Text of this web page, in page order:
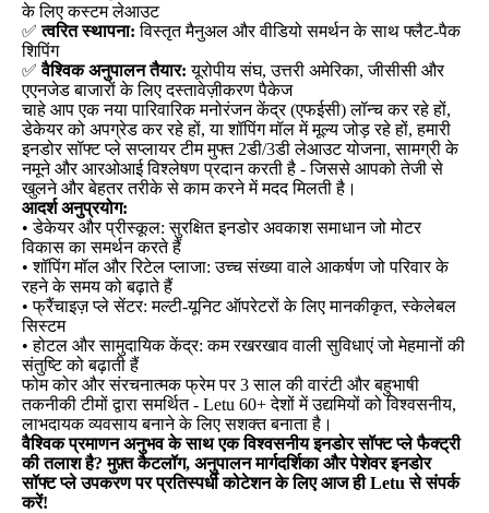
के लिए कस्टम लेआउट
✅त्वरित स्थापना:विस्तृत मैनुअल और वीडियो समर्थन के साथ फ्लैट-पैक
शिपिंग
✅वैश्विक अनुपालन तैयार: यूरोपीय संघ, उत्तरी अमेरिका, जीसीसी और
एएनजेड बाजारों के लिए दस्तावेज़ीकरण पैकेज
चाहे आप एक नया पारिवारिक मनोरंजन केंद्र (एफईसी) लॉन्च कर रहे हों,
डेकेयर को अपग्रेड कर रहे हों, या शॉपिंग मॉल में मूल्य जोड़ रहे हों, हमारी
इनडोर सॉफ्ट प्ले सप्लायर टीम मुफ्त 2डी/3डी लेआउट योजना, सामग्री के
नमूने और आरओआई विश्लेषण प्रदान करती है - जिससे आपको तेजी से
खुलने और बेहतर तरीके से काम करने में मदद मिलती है।
आदर्श अनुप्रयोग:
• डेकेयर और प्रीस्कूल: सुरक्षित इनडोर अवकाश समाधान जो मोटर
विकास का समर्थन करते हैं
• शॉपिंग मॉल और रिटेल प्लाजा: उच्च संख्या वाले आकर्षण जो परिवार के
रहने के समय को बढ़ाते हैं
• फ्रैंचाइज़ प्ले सेंटर: मल्टी-यूनिट ऑपरेटरों के लिए मानकीकृत, स्केलेबल
सिस्टम
• होटल और सामुदायिक केंद्र: कम रखरखाव वाली सुविधाएं जो मेहमानों की
संतुष्टि को बढ़ाती हैं
फोम कोर और संरचनात्मक फ्रेम पर 3 साल की वारंटी और बहुभाषी
तकनीकी टीमों द्वारा समर्थित - Letu 60+ देशों में उद्यमियों को विश्वसनीय,
लाभदायक व्यवसाय बनाने के लिए सशक्त बनाता है।
वैश्विक प्रमाणन अनुभव के साथ एक विश्वसनीय इनडोर सॉफ्ट प्ले फैक्ट्री
की तलाश है? मुफ़्त कैटलॉग, अनुपालन मार्गदर्शिका और पेशेवर इनडोर
सॉफ्ट प्ले उपकरण पर प्रतिस्पर्धी कोटेशन के लिए आज ही Letu से संपर्क
करें!